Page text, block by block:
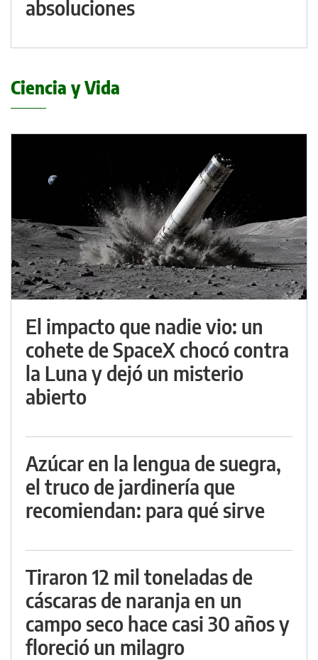
absoluciones
Ciencia y Vida
El impacto que nadie vio: un
cohete de SpaceX chocó contra
la Luna y dejó un misterio
abierto
Azúcar en la lengua de suegra,
el truco de jardinería que
recomiendan: para qué sirve
Tiraron 12 mil toneladas de
cáscaras de naranja en un
campo seco hace casi 30 años y
floreció un milagro